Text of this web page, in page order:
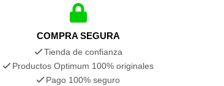
COMPRA SEGURA
Tienda de confianza
Productos Optimum 100% originales
Pago 100% seguro